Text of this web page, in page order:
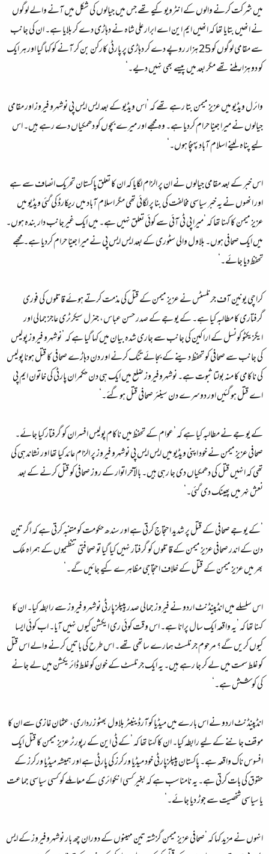
میں شرکت کرنے والوں کے انٹرویو کیے تھے جس میں جیالوں کی شکل میں آنے والے لوگوں
نے انھیں بتایا تھا کہ انھیں ایم این اے ابرار علی شاہ نے دہاڑی دے کر بلایا ہے۔ ان کی جانب
سے مقامی لوگوں کو 25 ہزار روپے دے کر دہاڑی پر پارٹی کارکن بن کر آنے کو کہا گیا اور ہر ایک
کو دو ہزار ملنے تھے مگر بعد میں پیسے بھی نہیں دیے۔‘
وائرل ویڈیو میں عزیز میمن بتا رہے تھے کہ ’اس ویڈیو کے بعد ایس ایس پی نوشہرو فیروز اور مقامی
جیالوں نے میرا جینا حرام کردیا ہے۔ وہ مجھے اور میرے بچوں کو دھمکیاں دے رہے ہیں۔ اس
لیے پناہ لینے اسلام آباد پہنچا ہوں۔‘
اس خبر کے بعد مقامی جیالوں نے ان پر الزام لگایا کہ ان کا تعلق پاکستان تحریک انصاف سے ہے
اور انھوں نے یہ خبر سیاسی مخالفت کی بنا پر لگائی تھی مگر اسلام آباد میں ریکارڈ کی گئی ویڈیو میں
عزیز میمن کا کہنا تھا کہ ’میرا پی ٹی آئی سے کوئی تعلق نہیں ہے۔ میں ایک غیرجانب دار بندہ ہوں۔
میں ایک صحافی ہوں۔ بلاول والی سٹوری کے بعد ایس ایس پی نے میرا جینا حرام کردیا ہے۔ مجھے
تحفظ دیا جائے۔‘
کراچی یونین آف جرنلسٹس نے عزیز میمن کے قتل کی مذمت کرتے ہوئے قاتلوں کی فوری
گرفتاری کا مطالبہ کیا ہے۔ کے یو جے کے صدر حسن عباس، جنرل سیکرٹری عاجز جمالی اور
ایگزیکٹو کونسل کے اراکین کی جانب سے جاری شدہ بیان میں کہا گیا ہے کہ ’نوشہرو فیروز پولیس
کی جانب سے صحافی کو تحفظ دینے کے بجائے تنگ کرنے اور دن دہاڑے صحافی کا قتل ہونا پولیس
کی ناکامی کا منہ بولتا ثبوت ہے۔ نوشہروفیروز ضلع میں ایک ہی دن حکمران پارٹی کی خاتون ایم پی
اے قتل ہوگئیں اور دوسرے دن سینئر صحافی قتل ہوگئے۔‘
کے یو جے نے مطالبہ کیا ہے کہ ’عوام کے تحفظ میں ناکام پولیس افسران کو گرفتار کیا جائے۔
صحافی عزیز میمن نے خود اپنی ویڈیو میں ایس ایس پی نوشہرو فیروز پر الزام عائد کیا تھا اور نشاندہی کی
تھی کہ انہیں قتل کی دھمکیاں دی جا رہی ہیں۔ بالآخر اتوار کے روز صحافی کو قتل کرنے کے بعد
نعش نہر میں پھینک دی گئی۔‘
’کے یو جے صحافی کے قتل پر شدید احتجاج کرتی ہے اور سندھ حکومت کو متنبہ کرتی ہے کہ اگر تین
دن کے اندر صحافی عزیز میمن کے قاتلوں کو گرفتار نہیں کیا گیا تو صحافتی تنظیموں کے ہمراہ ملک
بھر میں عزیز میمن کے قتل کے خلاف احتجاجی مظاہرے کیے جائیں گے۔‘
اس سلسلے میں انڈپینڈنٹ اردو نے فیروز جمالی صدر پیپلز پارٹی نوشہرو فیروز سے رابطہ کیا۔ ان کا
کہنا تھا کہ ’یہ واقعہ ایک سال پرانا ہے۔ اس وقت کوئی ری ایکشن کیوں نہیں آیا۔ اب کوئی ایسا
کیوں کریں گے؟ مرحوم جرنلسٹ ہمارے ساتھی تھے۔ اس طرح کی باتیں کرنے والے اس قتل
کو غلط سمت میں لے کر جا رہے ہیں۔ یہ ایک جرنلسٹ کے خون کو غلط ڈائریکشن میں لے جانے
کی کوشش ہے۔‘
انڈپینڈنٹ اردو نے اس بارے میں میڈیا کوآرڈینیٹر بلاول بھٹو زرداری، عثمان غازی سے ان کا
موقف جاننے کے لیے رابطہ کیا۔ ان کا کہنا تھا کہ ’کے ٹی این کے رپورٹر عزیز میمن کا قتل ایک
افسوس ناک واقعہ ہے۔ پاکستان پیپلزپارٹی خود میڈیا ورکرز کی پارٹی ہے اور ہمیشہ میڈیا ورکرز کے
حقوق کی بات کرتی ہے۔ یہ نامناسب ہے کہ بغیر کسی انکوائری کے معاملے کو کسی سیاسی جماعت
یا سیاسی شخصیت سے جوڑ دیا جائے۔‘
انہوں نے مزید کہا کہ ’صحافی عزیز میمن گزشتہ تین مہینوں کے دوران چھ بار نوشہروفیروز کے ایس